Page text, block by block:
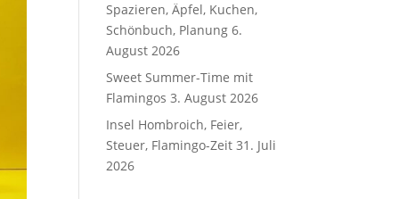
Spazieren, Äpfel, Kuchen,
Schönbuch, Planung 6.
August 2026
Sweet Summer-Time mit
Flamingos 3. August 2026
Insel Hombroich, Feier,
Steuer, Flamingo-Zeit 31. Juli
2026